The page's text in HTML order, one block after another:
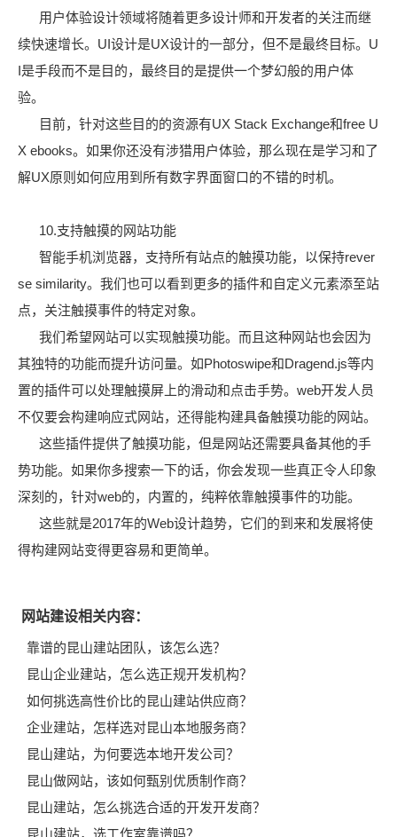
用户体验设计领域将随着更多设计师和开发者的关注而继
续快速增长。UI设计是UX设计的一部分，但不是最终目标。U
I是手段而不是目的，最终目的是提供一个梦幻般的用户体
验。
目前，针对这些目的的资源有UX Stack Exchange和free U
X ebooks。如果你还没有涉猎用户体验，那么现在是学习和了
解UX原则如何应用到所有数字界面窗口的不错的时机。
10.支持触摸的网站功能
智能手机浏览器，支持所有站点的触摸功能，以保持rever
se similarity。我们也可以看到更多的插件和自定义元素添至站
点，关注触摸事件的特定对象。
我们希望网站可以实现触摸功能。而且这种网站也会因为
其独特的功能而提升访问量。如Photoswipe和Dragend.js等内
置的插件可以处理触摸屏上的滑动和点击手势。web开发人员
不仅要会构建响应式网站，还得能构建具备触摸功能的网站。
这些插件提供了触摸功能，但是网站还需要具备其他的手
势功能。如果你多搜索一下的话，你会发现一些真正令人印象
深刻的，针对web的，内置的，纯粹依靠触摸事件的功能。
这些就是2017年的Web设计趋势，它们的到来和发展将使
得构建网站变得更容易和更简单。
网站建设相关内容：
靠谱的昆山建站团队，该怎么选？
昆山企业建站，怎么选正规开发机构？
如何挑选高性价比的昆山建站供应商？
企业建站，怎样选对昆山本地服务商？
昆山建站，为何要选本地开发公司？
昆山做网站，该如何甄别优质制作商？
昆山建站，怎么挑选合适的开发开发商？
昆山建站，选工作室靠谱吗？